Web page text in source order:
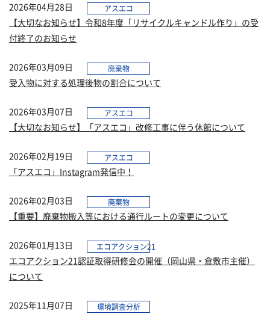
2026年04月28日 アスエコ
【大切なお知らせ】令和8年度「リサイクルキャンドル作り」の受
付終了のお知らせ
2026年03月09日 廃棄物
受入物に対する処理後物の割合について
2026年03月07日 アスエコ
【大切なお知らせ】「アスエコ」改修工事に伴う休館について
2026年02月19日 アスエコ
「アスエコ」Instagram発信中！
2026年02月03日 廃棄物
​【重要】廃棄物搬入等における通行ルートの変更について
2026年01月13日 エコアクション21
エコアクション21認証取得研修会の開催（岡山県・倉敷市主催）
について
2025年11月07日 環境調査分析